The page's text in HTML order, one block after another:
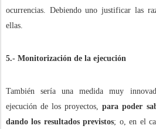
ocurrencias. Debiendo uno justificar las
ellas.
5.- Monitorización de la ejecución
También sería una medida muy
ejecución de los proyectos, para poder
dando los resultados previstos; o, en el